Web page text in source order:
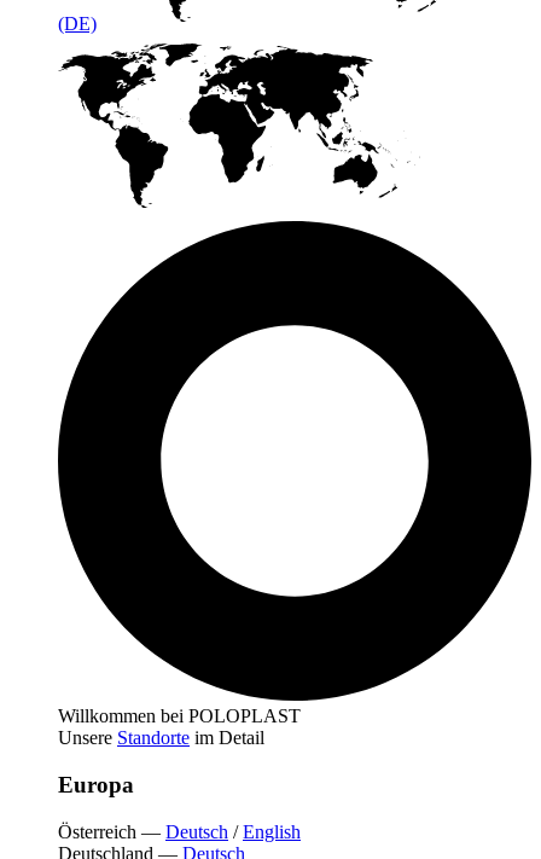
(DE)
Willkommen bei POLOPLAST
Unsere Standorte im Detail
Europa
Österreich — Deutsch /English
Deutschland — Deutsch